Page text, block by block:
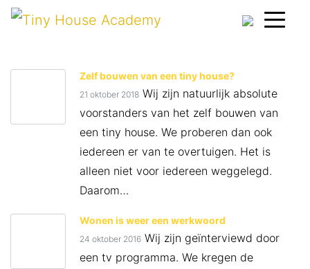
Zelf bouwen van een tiny house?
21 oktober 2018 Wij zijn natuurlijk absolute
voorstanders van het zelf bouwen van
een tiny house. We proberen dan ook
iedereen er van te overtuigen. Het is
alleen niet voor iedereen weggelegd.
Daarom…
Wonen is weer een werkwoord
24 oktober 2016 Wij zijn geïnterviewd door
een tv programma. We kregen de